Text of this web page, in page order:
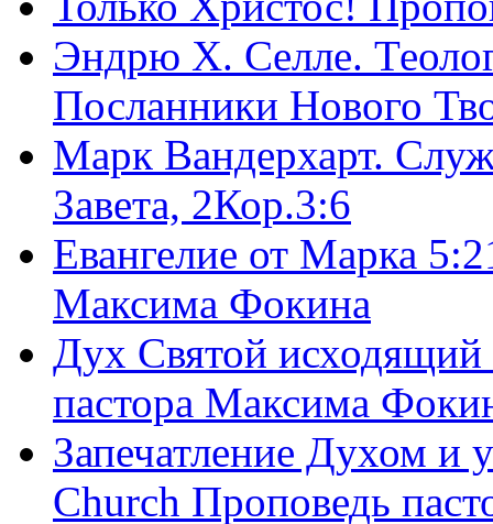
Эндрю Х. Селле.
Посланники Нового
Марк Вандерхарт.
Завета, 2Кор.3:6
Евангелие от Марка
Максима Фокина
Дух Святой
пастора Максима
Запечатление Духом и
Church Проповедь